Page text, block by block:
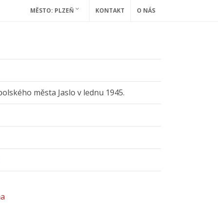
MĚSTO: PLZEŇ KONTAKT O NÁS
města Jaslo v lednu 1945.